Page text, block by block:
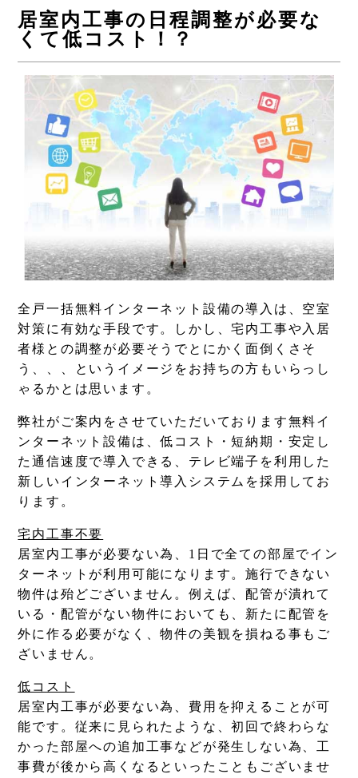
居室内工事の日程調整が必要な
くて低コスト！？
全戸一括無料インターネット設備の導入は、空室
対策に有効な手段です。しかし、宅内工事や入居
者様との調整が必要そうでとにかく面倒くさそ
う、、、というイメージをお持ちの方もいらっし
ゃるかとは思います。
弊社がご案内をさせていただいております無料イ
ンターネット設備は、低コスト・短納期・安定し
た通信速度で導入できる、テレビ端子を利用した
新しいインターネット導入システムを採用してお
ります。
宅内工事不要
居室内工事が必要ない為、1日で全ての部屋でイン
ターネットが利用可能になります。施行できない
物件は殆どございません。例えば、配管が潰れて
いる・配管がない物件においても、新たに配管を
外に作る必要がなく、物件の美観を損ねる事もご
ざいません。
低コスト
居室内工事が必要ない為、費用を抑えることが可
能です。従来に見られたような、初回で終わらな
かった部屋への追加工事などが発生しない為、工
事費が後から高くなるといったこともございませ